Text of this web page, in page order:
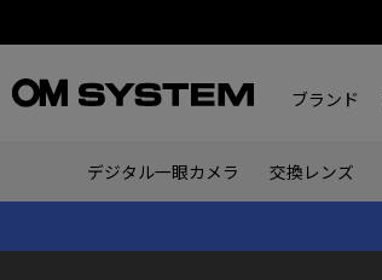
ブランド
デジタル一眼カメラ 交換レンズ